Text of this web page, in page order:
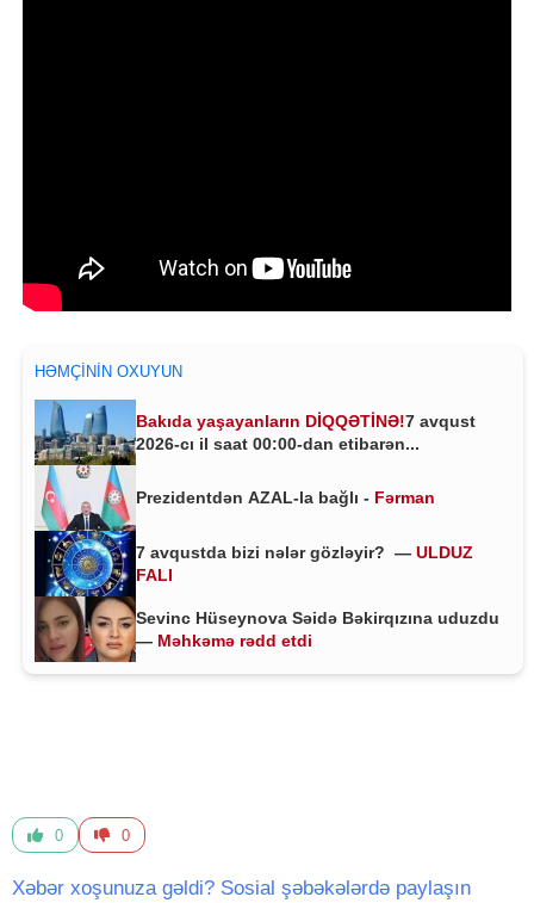
HƏMÇININ OXUYUN
Bakıda yaşayanların DİQQƏTİNƏ!7 avqust
2026-cı il saat 00:00-dan etibarən...
Prezidentdən AZAL-la bağlı - Fərman
7 avqustda bizi nələr gözləyir? — ULDUZ
FALI
Sevinc Hüseynova Səidə Bəkirqızına uduzdu
— Məhkəmə rədd etdi
0 0
Xəbər xoşunuza gəldi? Sosial şəbəkələrdə paylaşın